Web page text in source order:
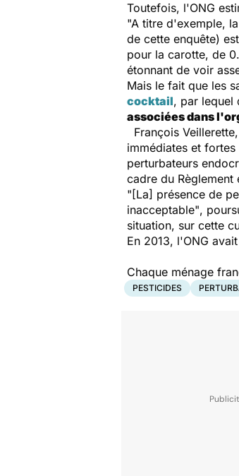
Toutefois, l'ONG
"A titre d'exemple,
de cette enquête)
pour la carotte, de
étonnant de voir
Mais le fait que les
cocktail, par lequel
associées dans
François
immédiates et
perturbateurs
cadre du Règlement
"[La] présence de
inacceptable",
situation, sur cette
En 2013, l'ONG
Chaque ménage
PESTICIDES